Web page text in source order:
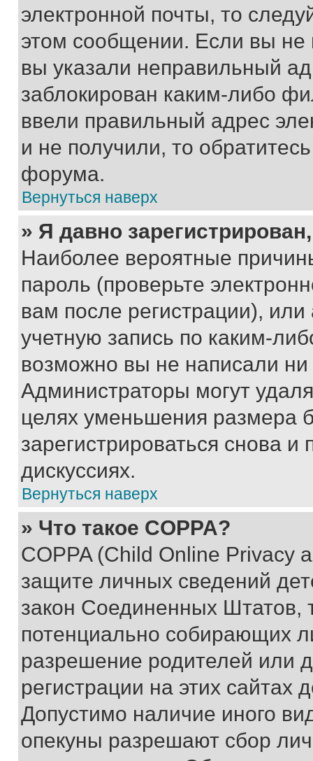
электронной почты, то
этом сообщении. Если вы
вы указали неправильный
заблокирован каким-либо
ввели правильный адрес
и не получили, то
форума.
Вернуться наверх
» Я давно
Наиболее вероятные
пароль (проверьте
вам после регистрации),
учетную запись по каким-
возможно вы не написали
Администраторы могут
целях уменьшения размера
зарегистрироваться снова и
дискуссиях.
Вернуться наверх
» Что такое COPPA?
COPPA (Child Online Privacy
защите личных сведений
закон Соединенных Штатов,
потенциально собирающих
разрешение родителей или
регистрации на этих сайтах
Допустимо наличие иного
опекуны разрешают сбор